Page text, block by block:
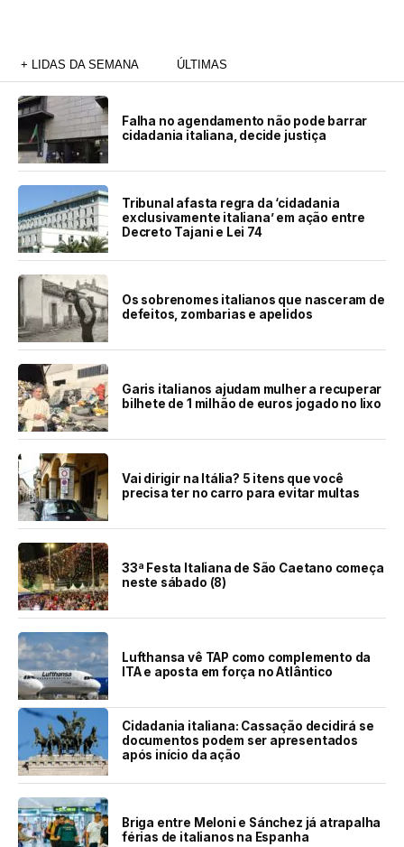
+ LIDAS DA SEMANA ÚLTIMAS
Falha no agendamento não pode barrar
cidadania italiana, decide justiça
Tribunal afasta regra da ‘cidadania
exclusivamente italiana’ em ação entre
Decreto Tajani e Lei 74
Os sobrenomes italianos que nasceram de
defeitos, zombarias e apelidos
Garis italianos ajudam mulher a recuperar
bilhete de 1 milhão de euros jogado no lixo
Vai dirigir na Itália? 5 itens que você
precisa ter no carro para evitar multas
33ª Festa Italiana de São Caetano começa
neste sábado (8)
Lufthansa vê TAP como complemento da
ITA e aposta em força no Atlântico
Cidadania italiana: Cassação decidirá se
documentos podem ser apresentados
após início da ação
Briga entre Meloni e Sánchez já atrapalha
férias de italianos na Espanha